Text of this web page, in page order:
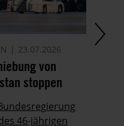
23.07.2026
von
stoppen
46-jährigen